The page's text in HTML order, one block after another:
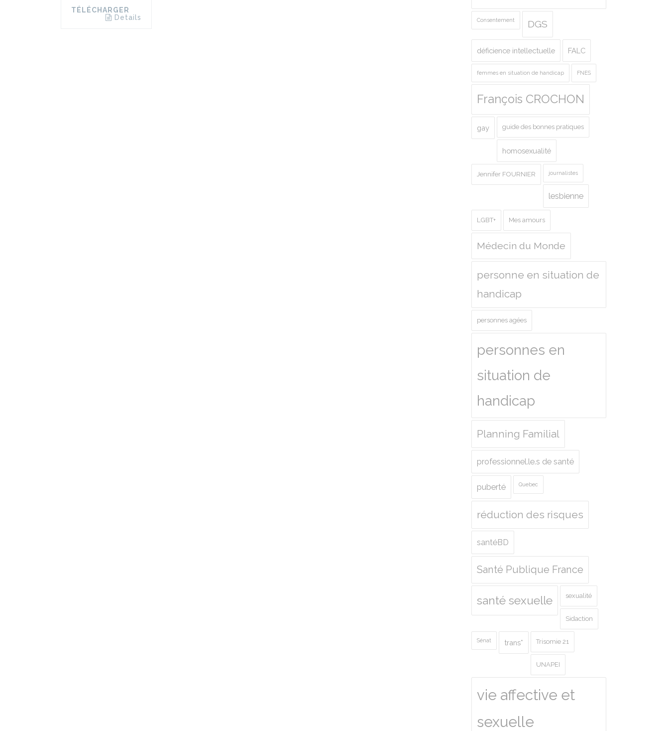
TÉLÉCHARGER
Details
Consentement DGS
déficience intellectuelle FALC
femmes en situation de handicap FNES
François CROCHON
gay guide des bonnes pratiques
homosexualité
Jennifer FOURNIER journalistes
lesbienne
LGBT+ Mes amours
Médecin du Monde
personne en situation de
handicap
personnes agées
personnes en
situation de
handicap
Planning Familial
professionnel.le.s de santé
puberté Quebec
réduction des risques
santéBD
Santé Publique France
santé sexuelle sexualité
Sidaction
Sénat trans* Trisomie 21
UNAPEI
vie affective et
sexuelle